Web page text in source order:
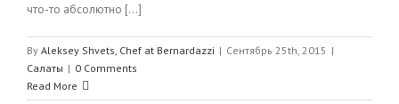
что-то абсолютно [...]
By Aleksey Shvets, Chef at Bernardazzi | Сентябрь 25th, 2015 |
Салаты | 0 Comments
Read More